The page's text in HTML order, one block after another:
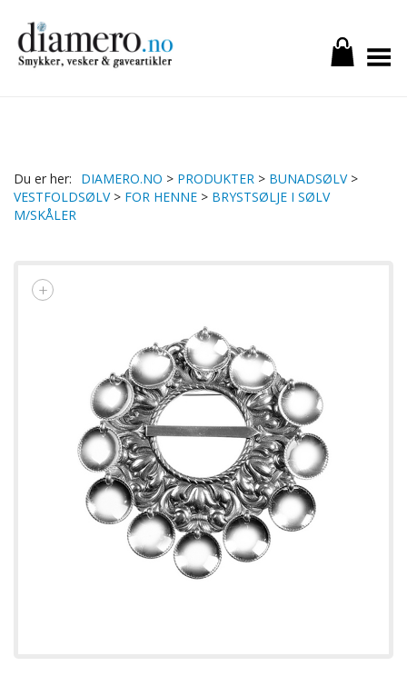
Toggle Menu
DIAMERO.NO > PRODUKTER > BUNADSØLV>
VESTFOLDSØLV> FOR HENNE > BRYSTSØLJE I SØLV
M/SKÅLER
+